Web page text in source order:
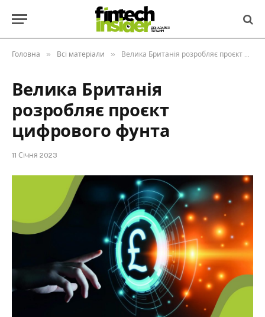
Головна » Всі матеріали » Велика Британія розробляє проєкт цифрового фунта
Велика Британія
розробляє проєкт
цифрового фунта
11 Січня 2023